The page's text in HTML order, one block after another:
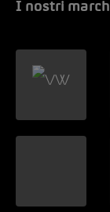
I nostri